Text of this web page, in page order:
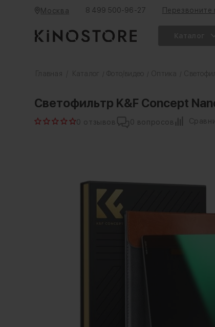
Москва 8 499 500-96-27 Перезвоните
Главная Каталог Фото/видео Оптика
Светофильтр K&F Concept
0 отзывов 0 вопросов